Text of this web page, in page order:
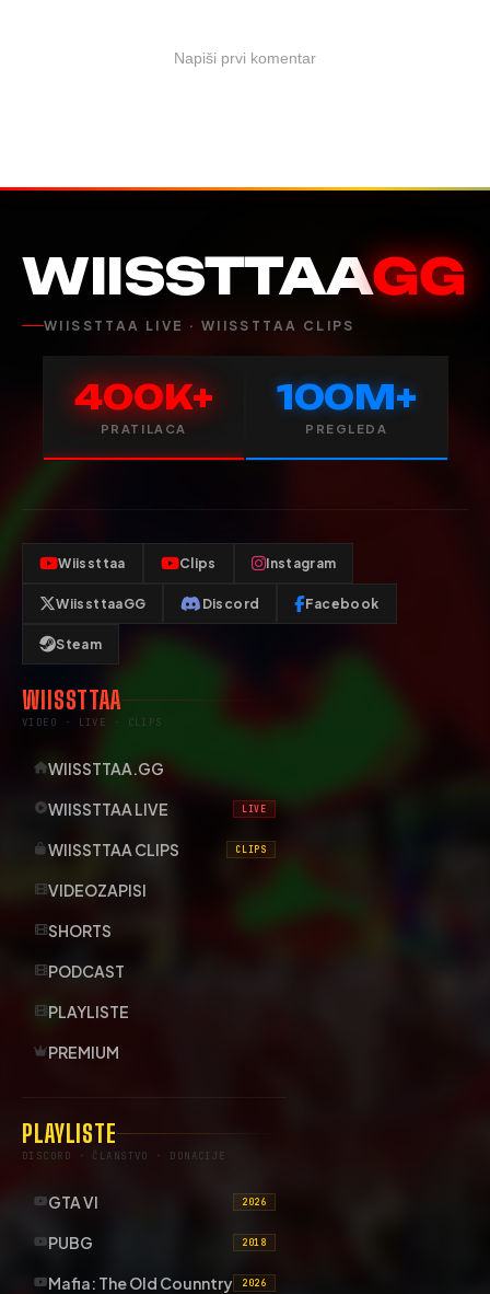
Napiši prvi komentar
WIISSTTAAGG
WIISSTTAA LIVE · WIISSTTAA CLIPS
400K+
PRATILACA
100M+
PREGLEDA
Wiissttaa Clips Instagram
WiissttaaGG Discord Facebook
Steam
WIISSTTAA
VIDEO · LIVE · CLIPS
WIISSTTAA.GG
WIISSTTAA LIVE LIVE
WIISSTTAA CLIPS CLIPS
VIDEOZAPISI
SHORTS
PODCAST
PLAYLISTE
PREMIUM
PLAYLISTE
DISCORD · ČLANSTVO · DONACIJE
GTA VI 2026
PUBG 2018
Mafia: The Old Counntry 2026